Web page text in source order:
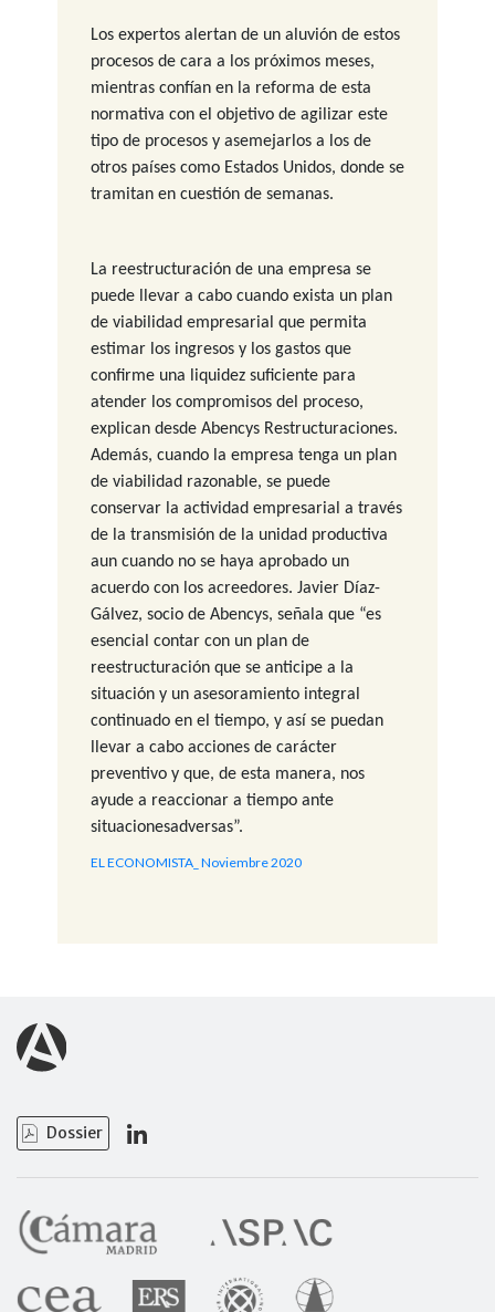
Los expertos alertan de un aluvión de estos
procesos de cara a los próximos meses,
mientras confían en la reforma de esta
normativa con el objetivo de agilizar este
tipo de procesos y asemejarlos a los de
otros países como Estados Unidos, donde se
tramitan en cuestión de semanas.
La reestructuración de una empresa se
puede llevar a cabo cuando exista un plan
de viabilidad empresarial que permita
estimar los ingresos y los gastos que
confirme una liquidez suficiente para
atender los compromisos del proceso,
explican desde Abencys Restructuraciones.
Además, cuando la empresa tenga un plan
de viabilidad razonable, se puede
conservar la actividad empresarial a través
de la transmisión de la unidad productiva
aun cuando no se haya aprobado un
acuerdo con los acreedores. Javier Díaz-
Gálvez, socio de Abencys, señala que “es
esencial contar con un plan de
reestructuración que se anticipe a la
situación y un asesoramiento integral
continuado en el tiempo, y así se puedan
llevar a cabo acciones de carácter
preventivo y que, de esta manera, nos
ayude a reaccionar a tiempo ante
situacionesadversas”.
EL ECONOMISTA_ Noviembre 2020
Dossier